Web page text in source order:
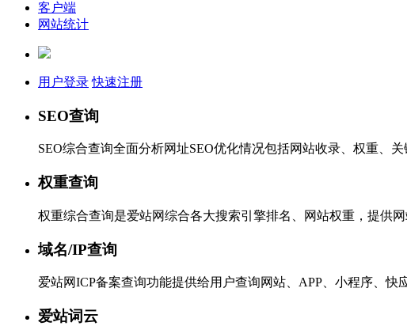
客户端
网站统计
用户登录 快速注册
SEO查询
SEO综合查询全面分析网址SEO优化情况包括网站收录、权重、
权重查询
权重综合查询是爱站网综合各大搜索引擎排名、网站权重，提供
域名/IP查询
爱站网ICP备案查询功能提供给用户查询网站、APP、小程序、
爱站词云